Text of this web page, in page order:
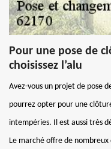
Pour une pose de
choisissez l’alu
Avez-vous un projet de pose
pourrez opter pour une
intempéries. Il est aussi très
Le marché offre de